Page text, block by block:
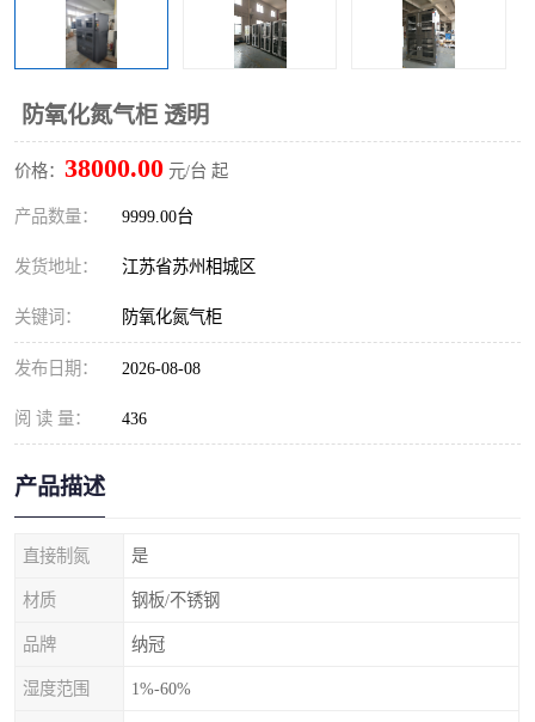
防氧化氮气柜 透明
价格： 38000.00 元/台 起
产品数量： 9999.00台
发货地址： 江苏省苏州相城区
关键词： 防氧化氮气柜
发布日期： 2026-08-08
阅 读 量： 436
产品描述
直接制氮 是
材质 钢板/不锈钢
品牌 纳冠
湿度范围 1%-60%